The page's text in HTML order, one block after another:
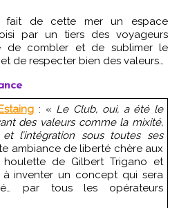
de cette mer un espace
par un tiers des voyageurs
de combler et de sublimer le
de respecter bien des valeurs…
: « Le Club, oui, a été le
des valeurs comme la mixité,
l’intégration sous toutes ses
ambiance de liberté chère aux
de Gilbert Trigano et
à inventer un concept qui sera
par tous les opérateurs